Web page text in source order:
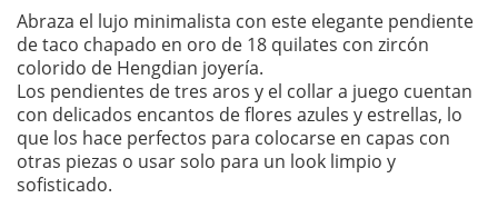
Abraza el lujo minimalista con este elegante pendiente
de taco chapado en oro de 18 quilates con zircón
colorido de Hengdian joyería.
Los pendientes de tres aros y el collar a juego cuentan
con delicados encantos de flores azules y estrellas, lo
que los hace perfectos para colocarse en capas con
otras piezas o usar solo para un look limpio y
sofisticado.